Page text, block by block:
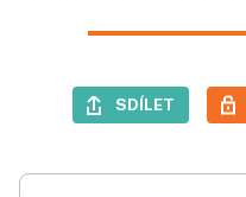
SDÍLET